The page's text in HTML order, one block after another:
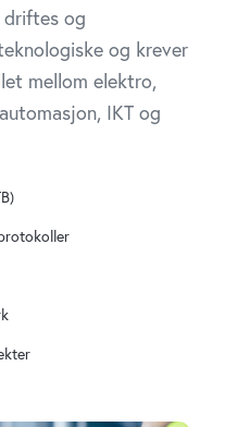
driftes og
og krever
mellom elektro,
IKT og